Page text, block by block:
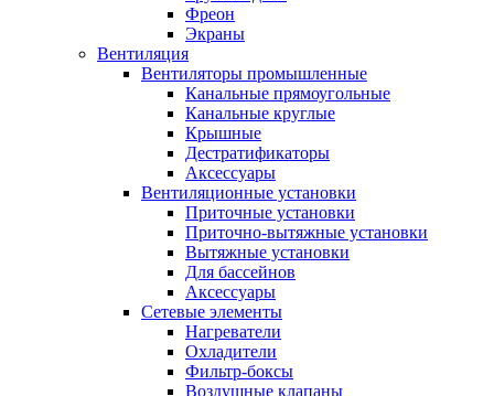
Фреон
Экраны
Вентиляция
Вентиляторы промышленные
Канальные прямоугольные
Канальные круглые
Крышные
Дестратификаторы
Аксессуары
Вентиляционные установки
Приточные установки
Приточно-вытяжные установки
Вытяжные установки
Для бассейнов
Аксессуары
Сетевые элементы
Нагреватели
Охладители
Фильтр-боксы
Воздушные клапаны